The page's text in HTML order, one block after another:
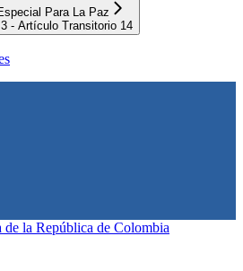
Para La Paz
- Artículo Transitorio 14
la República de Colombia